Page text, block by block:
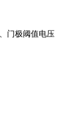
门极阈值电压